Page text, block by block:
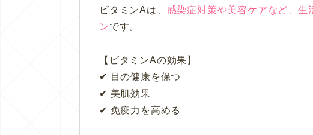
ビタミンAは、 感染症対策や美容ケアなど、生
ンです。
【ビタミンAの効果】
✔︎ 目の健康を保つ
✔︎ 美肌効果
✔︎ 免疫力を高める